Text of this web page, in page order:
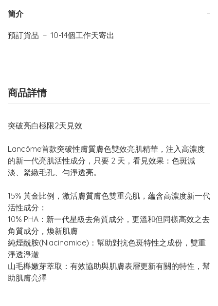
簡介 −
預訂貨品 － 10-14個工作天寄出
商品詳情
突破亮白極限2天見效
Lancôme首款突破性膚質膚色雙效亮肌精華，注入高濃度
的新一代亮肌活性成分，只要 2 天，看見效果：色斑減
淡、緊緻毛孔、勻淨透亮。
15% 黃金比例，激活膚質膚色雙重亮肌，蘊含高濃度新一代
活性成分：
10% PHA：新一代星級去角質成分，更溫和但同樣高效之去
角質成分，煥新肌膚
純煙酰胺(Niacinamide)：幫助對抗色斑特性之成份，雙重
淨透淨澈
山毛櫸嫩芽萃取：有效協助與肌膚表層更新有關的特性，幫
助肌膚亮澤